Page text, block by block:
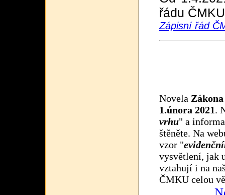
řádu ČMKU
Zápisní řád
Novela
1.února 2021.
vrhu" a
štěněte. Na
vzor "
vysvětlení, jak
vztahují i na
ČMKU celou